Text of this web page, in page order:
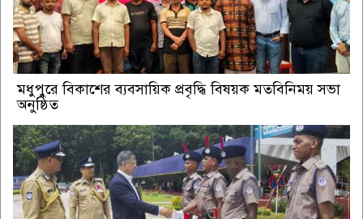
মধুপুরে বিকাশের ব্যবসায়িক প্রবৃদ্ধি বিষয়ক মতবিনিময় সভা
অনুষ্ঠিত